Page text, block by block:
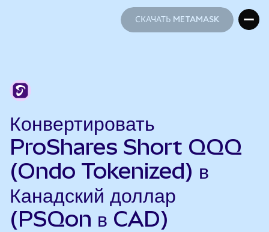
СКАЧАТЬ METAMASK
Конвертировать
ProShares Short QQQ
(Ondo Tokenized) в
Канадский доллар
(PSQon в CAD)